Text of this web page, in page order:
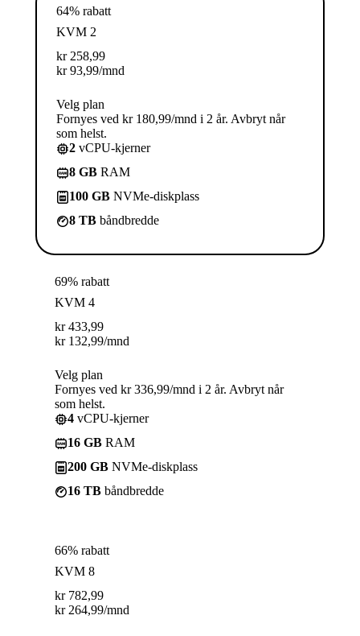
64% rabatt
KVM 2
kr 258,99
kr 93,99/mnd
Velg plan
Fornyes ved kr 180,99/mnd i 2 år. Avbryt når
som helst.
2 vCPU-kjerner
8 GB RAM
100 GB NVMe-diskplass
8 TB båndbredde
69% rabatt
KVM 4
kr 433,99
kr 132,99/mnd
Velg plan
Fornyes ved kr 336,99/mnd i 2 år. Avbryt når
som helst.
4 vCPU-kjerner
16 GB RAM
200 GB NVMe-diskplass
16 TB båndbredde
66% rabatt
KVM 8
kr 782,99
kr 264,99/mnd